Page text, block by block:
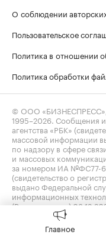
О соблюдении
Пользовательское
Политика в отношении
Политика обработки
© ООО
1995–2026. Сообщения
агентства «РБК»
массовой информации
по надзору в сфере
и массовых
за номером ИА №ФС77-
(свидетельство о
выдано Федеральной
информационных
(Роскомнадзор)
сопровождаются
Владельцем сайта
Главное